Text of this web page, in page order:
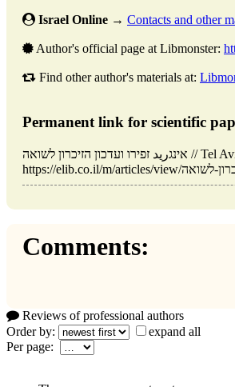
Israel Online → Contacts and other
Author's official page at Libmonster:
Find other author's materials at:
Permanent link for scientific
אינגريد זפירו ועדכון הזיכרון לשואה // Tel Aviv: Israel (ELIB.CO.IL). Updated: 16.01.2026. URL:
Comments:
Reviews of professional authors
Order by:
expand all
Per page: